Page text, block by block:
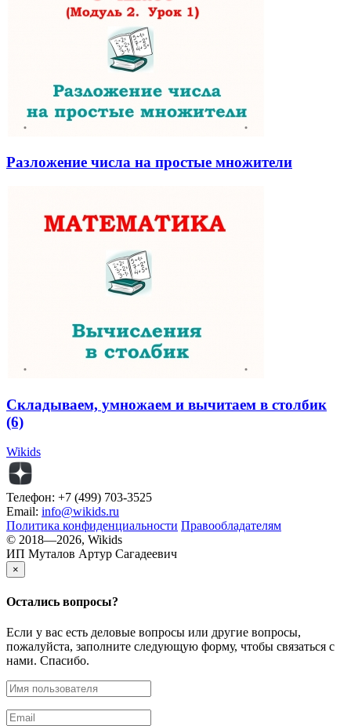
Разложение числа на простые множители
Складываем, умножаем и вычитаем в столбик
(6)
Wikids
Телефон: +7 (499) 703-3525
Email: info@wikids.ru
Политика конфиденциальности Правообладателям
© 2018—2026, Wikids
ИП Муталов Артур Сагадеевич
×
Остались вопросы?
Если у вас есть деловые вопросы или другие вопросы,
пожалуйста, заполните следующую форму, чтобы связаться с
нами. Спасибо.